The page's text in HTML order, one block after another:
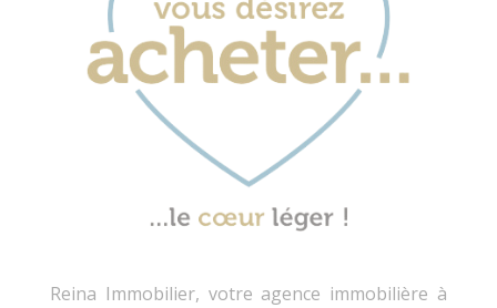
Reina Immobilier, votre agence immobilière à